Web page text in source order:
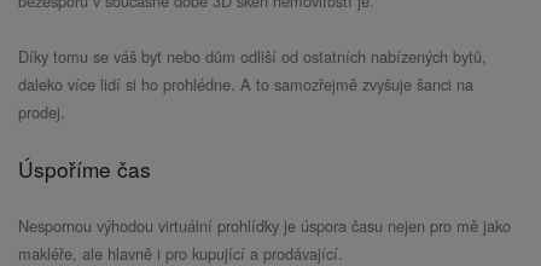
Díky tomu se váš byt nebo dům odliší od ostatních nabízených bytů,
daleko více lidí si ho prohlédne. A to samozřejmě zvyšuje šanci na
prodej.
Úspoříme čas
Nespornou výhodou virtuální prohlídky je úspora času nejen pro mě jako
makléře, ale hlavně i pro kupující a prodávající.